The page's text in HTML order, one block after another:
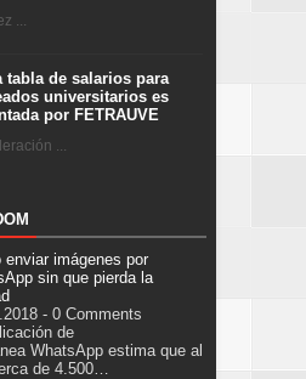
...
tabla de salarios para
universitarios es
por FETRAUVE
...
enviar imágenes por
sin que pierda la
- 0 Comments
de
WhatsApp estima que al
de 4.500…